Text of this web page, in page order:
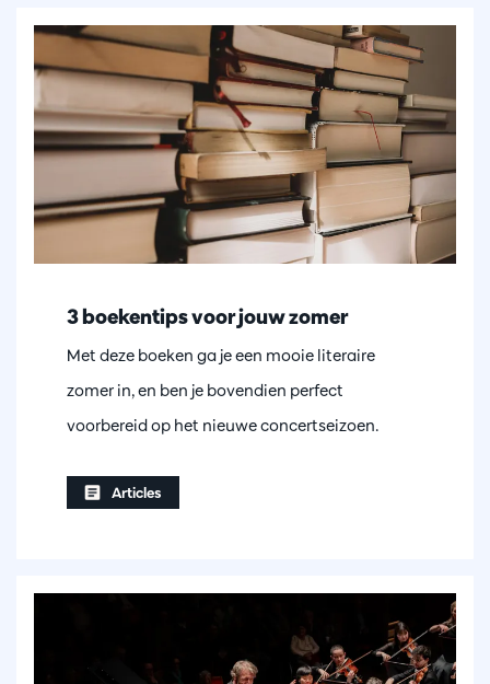
3 boekentips voor jouw zomer
Met deze boeken ga je een mooie literaire
zomer in, en ben je bovendien perfect
voorbereid op het nieuwe concertseizoen.
Articles